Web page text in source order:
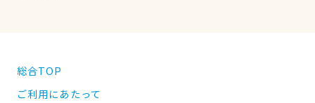
総合TOP
ご利用にあたって